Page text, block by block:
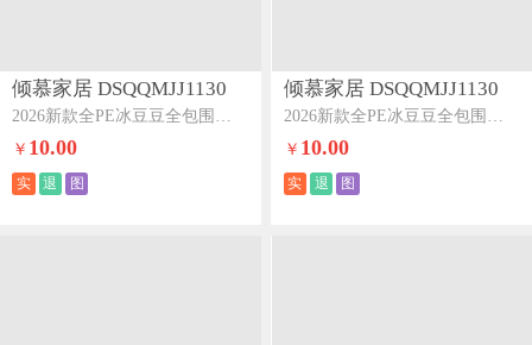
倾慕家居 DSQQMJJ1130
2026新款全PE冰豆豆全包围床笠款凉席菱形泡香槟
￥ 10.00
实 退 图
倾慕家居 DSQQMJJ1130
2026新款全PE冰豆豆全包围床笠款凉席箭纹灰
￥ 10.00
实 退 图